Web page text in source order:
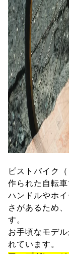
ピストバイク
作られた自転車
ハンドルやホ
さがあるため
す。
お手頃なモデ
れています。